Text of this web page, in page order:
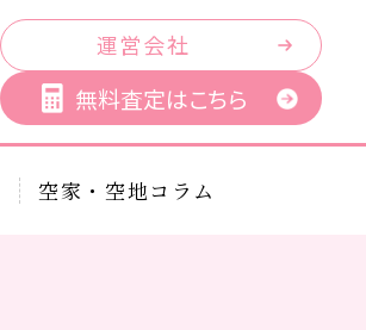
運営会社
無料査定はこちら
空家・空地コラム